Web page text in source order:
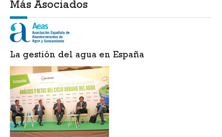
Más Asociados
La gestión del agua en España